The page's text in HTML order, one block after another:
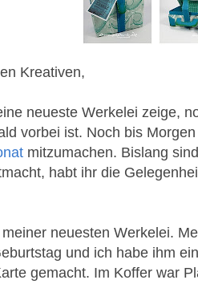
Kreativen,
neueste Werkelei zeige,
vorbei ist. Noch bis
mitzumachen. Bislang
habt ihr die
neuesten Werkelei.
und ich habe ihm
gemacht. Im Koffer war